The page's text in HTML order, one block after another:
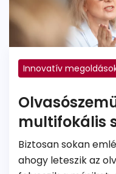
Innovatív
Progresszív szemüveg
multifokális
Biztosan sokan
ahogy leteszik az